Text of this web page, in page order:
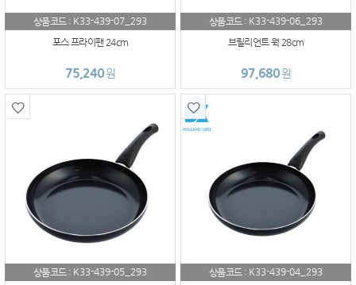
상품코드 : K33-439-07_293
포스 프라이팬 24cm
75,240원
상품코드 : K33-439-06_293
브릴리언트 웍 28cm
97,680원
상품코드 : K33-439-05_293
상품코드 : K33-439-04_293